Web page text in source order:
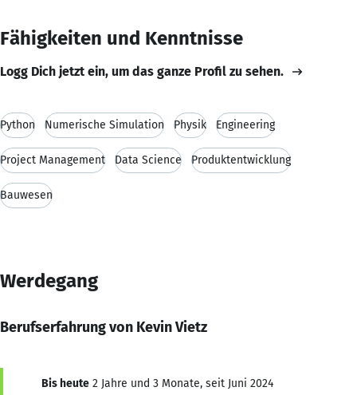
Fähigkeiten und Kenntnisse
Logg Dich jetzt ein, um das ganze Profil zu sehen.
Python Numerische Simulation Physik Engineering
Project Management Data Science Produktentwicklung
Bauwesen
Werdegang
Berufserfahrung von Kevin Vietz
Bis heute 2 Jahre und 3 Monate, seit Juni 2024